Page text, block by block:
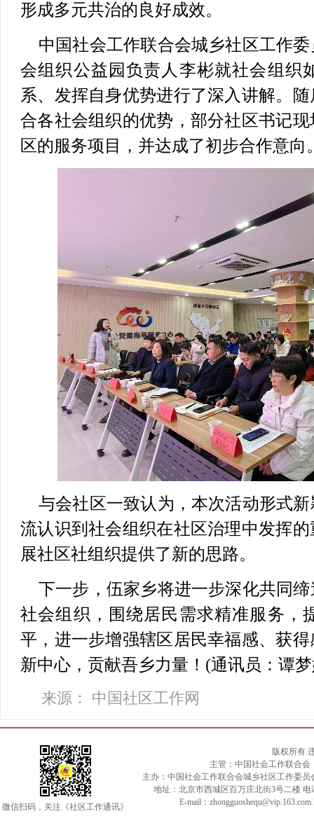
形成多元共治的良好成效。
中国社会工作联合会城乡社区工作
会组织公益园负责人李彬就社会组织
系、发挥自身优势进行了深入讲解。
合各社会组织的优势，部分社区书记
区的服务项目，并达成了初步合作意向
与会社区一致认为，本次活动形式
流认识到社会组织在社区治理中发挥
展社区社组织提供了新的思路。
下一步，伍家乡将进一步深化共同
社会组织，围绕居民需求精准服务，
平，进一步增强辖区居民幸福感、获
新中心，贡献吾乡力量！ (通讯员：谭
来源： 中国社区工作网
微信扫码，关注《社区工作通讯》
版权所有
主管：中国社会工作联合
主办：中国社会工作联合会城乡社区工作委
地址：北京市西城区百万庄北街3号二楼
E-mail：